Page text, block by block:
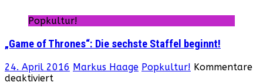
Popkultur!
„Game of Thrones“: Die sechste Staffel beginnt!
24. April 2016 Markus Haage Popkultur! Kommentare
deaktiviert